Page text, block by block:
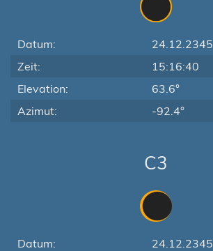
Datum:
24.12.2345
Zeit:
15:16:40
Elevation:
63.6°
Azimut:
-92.4°
C3
Datum:
24.12.2345